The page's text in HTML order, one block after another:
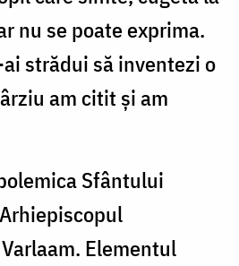
nu se poate exprima.
strădui să inventezi o
am citit şi am
Sfântului
Elementul